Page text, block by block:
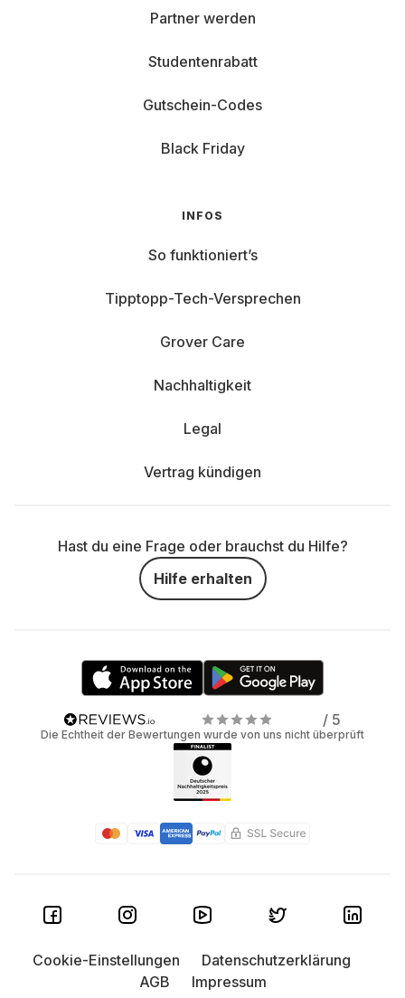
Partner werden
Studentenrabatt
Gutschein-Codes
Black Friday
INFOS
So funktioniert’s
Tipptopp-Tech-Versprechen
Grover Care
Nachhaltigkeit
Legal
Vertrag kündigen
Hast du eine Frage oder brauchst du Hilfe?
Hilfe erhalten
/ 5
Die Echtheit der Bewertungen wurde von uns nicht überprüft
Cookie-Einstellungen
Datenschutzerklärung
AGB
Impressum